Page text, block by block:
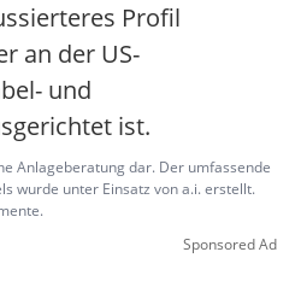
Profil
an der US-
und
ist.
Anlageberatung dar. Der umfassende
wurde unter Einsatz von a.i. erstellt.
Sponsored Ad